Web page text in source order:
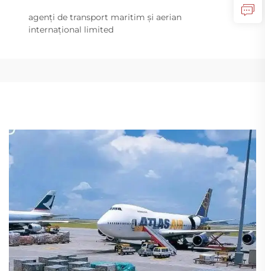
agenți de transport maritim și aerian
internațional limited